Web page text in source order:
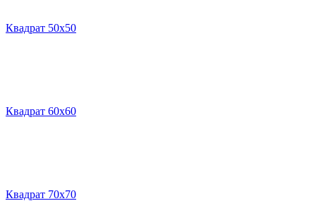
Квадрат 50х50
Квадрат 60х60
Квадрат 70х70